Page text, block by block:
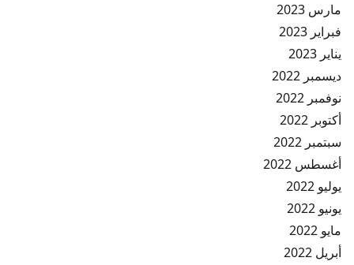
مارس 2023
فبراير 2023
يناير 2023
ديسمبر 2022
نوفمبر 2022
أكتوبر 2022
سبتمبر 2022
أغسطس 2022
يوليو 2022
يونيو 2022
مايو 2022
أبريل 2022